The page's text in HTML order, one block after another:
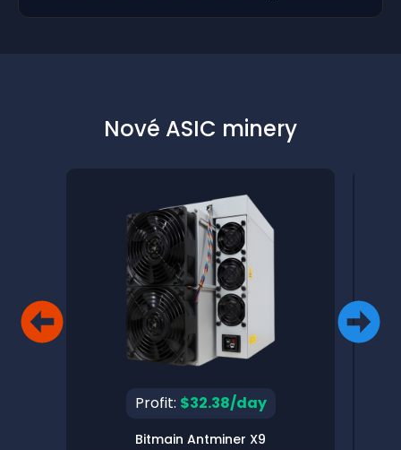
Nové ASIC minery
Profit: $32.38/day
Bitmain Antminer X9